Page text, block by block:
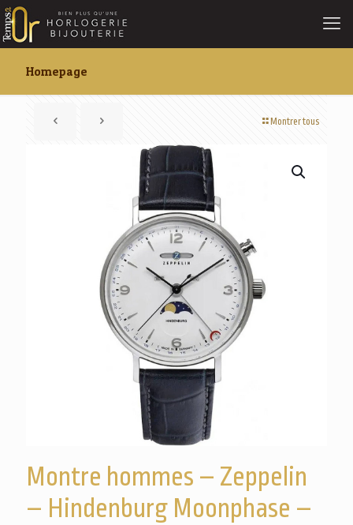
Homepage
Montrer tous
Montre hommes – Zeppelin
– Hindenburg Moonphase –